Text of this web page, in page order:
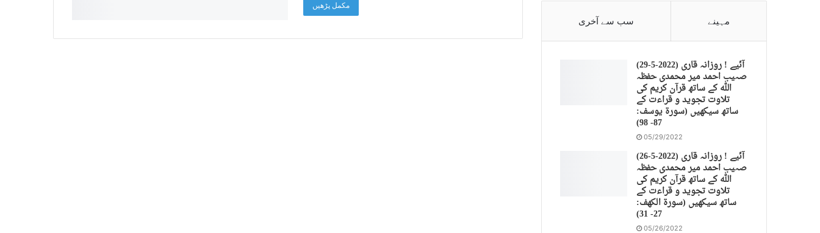
مکمل پڑھیں
سب سے آخری مہینے
(29-5-2022) آئیے ! روزانہ قاری
صہیب احمد میر محمدی حفظہ
اللہ کے ساتھ قرآن کریم کی
تلاوت تجوید و قراءت کے
ساتھ سیکھیں (سورة يوسف:
87- 98)
05/29/2022
(26-5-2022) آئیے ! روزانہ قاری
صہیب احمد میر محمدی حفظہ
اللہ کے ساتھ قرآن کریم کی
تلاوت تجوید و قراءت کے
ساتھ سیکھیں (سورة الكهف:
27- 31)
05/26/2022